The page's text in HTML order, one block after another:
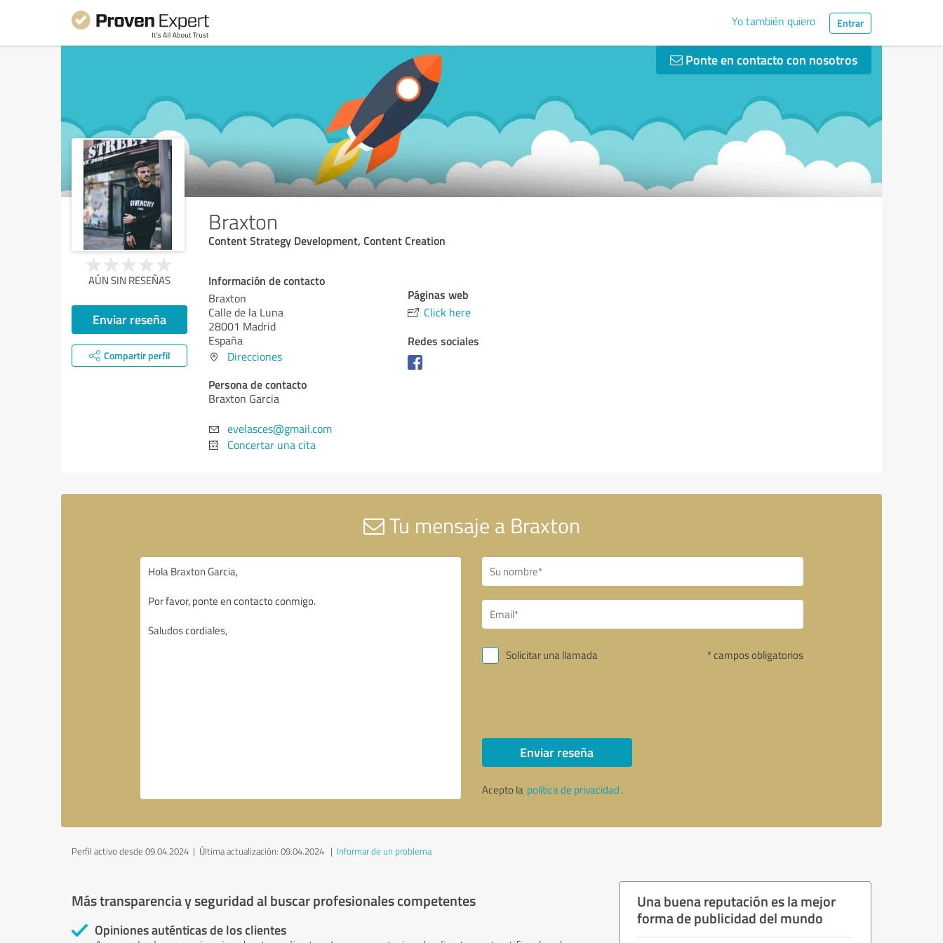
Yo también quiero Entrar
Ponte en contacto con nosotros
Braxton
Content Strategy Development, Content Creation
AÚN SIN RESEÑAS
Enviar reseña
Compartir perfil
Información de contacto
Braxton
Calle de la Luna
28001 Madrid
España
Direcciones
Persona de contacto
Braxton Garcia
evelasces@gmail.com
Concertar una cita
Páginas web
Click here
Redes sociales
Tu mensaje a Braxton
Solicitar una llamada * campos obligatorios
Enviar reseña
Acepto la política de privacidad.
Perfil activo desde 09.04.2024 | Última actualización: 09.04.2024 | Informar de un problema
Más transparencia y seguridad al buscar profesionales competentes
Opiniones auténticas de los clientes
Una buena reputación es la mejor
forma de publicidad del mundo